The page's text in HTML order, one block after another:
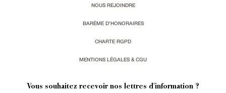
NOUS REJOINDRE
BARÈME D'HONORAIRES
CHARTE RGPD
MENTIONS LÉGALES & CGU
Vous souhaitez recevoir nos lettres d'information ?